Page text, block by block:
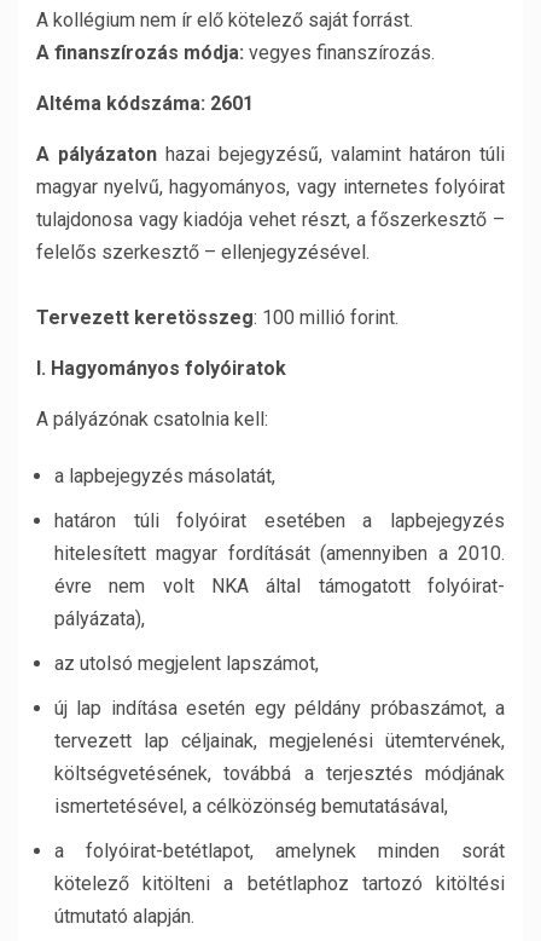
A kollégium nem ír elő kötelező saját forrást.
A finanszírozás módja: vegyes finanszírozás.
Altéma kódszáma: 2601
A pályázaton hazai bejegyzésű, valamint határon túli
magyar nyelvű, hagyományos, vagy internetes folyóirat
tulajdonosa vagy kiadója vehet részt, a főszerkesztő –
felelős szerkesztő – ellenjegyzésével.
Tervezett keretösszeg: 100 millió forint.
I. Hagyományos folyóiratok
A pályázónak csatolnia kell:
a lapbejegyzés másolatát,
határon túli folyóirat esetében a lapbejegyzés
hitelesített magyar fordítását (amennyiben a 2010.
évre nem volt NKA által támogatott folyóirat-
pályázata),
az utolsó megjelent lapszámot,
új lap indítása esetén egy példány próbaszámot, a
tervezett lap céljainak, megjelenési ütemtervének,
költségvetésének, továbbá a terjesztés módjának
ismertetésével, a célközönség bemutatásával,
a folyóirat-betétlapot, amelynek minden sorát
kötelező kitölteni a betétlaphoz tartozó kitöltési
útmutató alapján.